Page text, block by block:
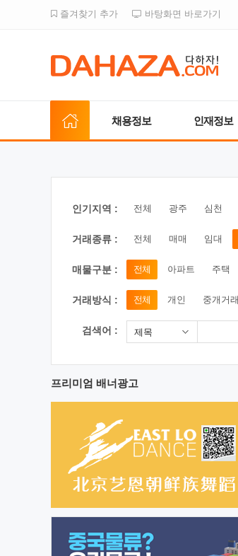
즐겨찾기 추가 바탕화면 바로가기
채용정보 인재정보
인기지역 : 전체 광주 심천
거래종류 : 전체 매매 임대
매물구분 : 전체 아파트 주택
거래방식 : 전체 개인 중개거래
검색어 : 제목
프리미엄 배너광고